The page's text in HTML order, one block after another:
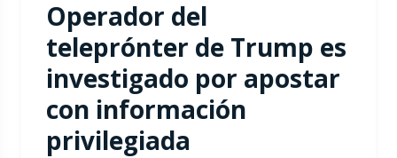
Operador del
teleprónter de Trump es
investigado por apostar
con información
privilegiada